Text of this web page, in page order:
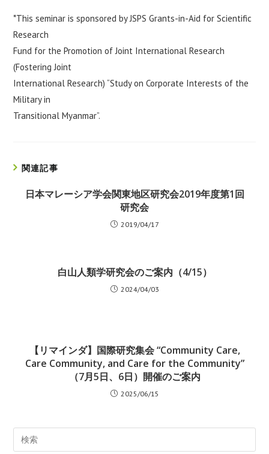
*This seminar is sponsored by JSPS Grants-in-Aid for Scientific
Research
Fund for the Promotion of Joint International Research
(Fostering Joint
International Research) “Study on Corporate Interests of the
Military in
Transitional Myanmar”.
関連記事
日本マレーシア学会関東地区研究会2019年度第1回
研究会
2019/04/17
白山人類学研究会のご案内（4/15）
2024/04/03
【リマインダ】国際研究集会 “Community Care,
Care Community, and Care for the Community”
（7月5日、6日）開催のご案内
2025/06/15